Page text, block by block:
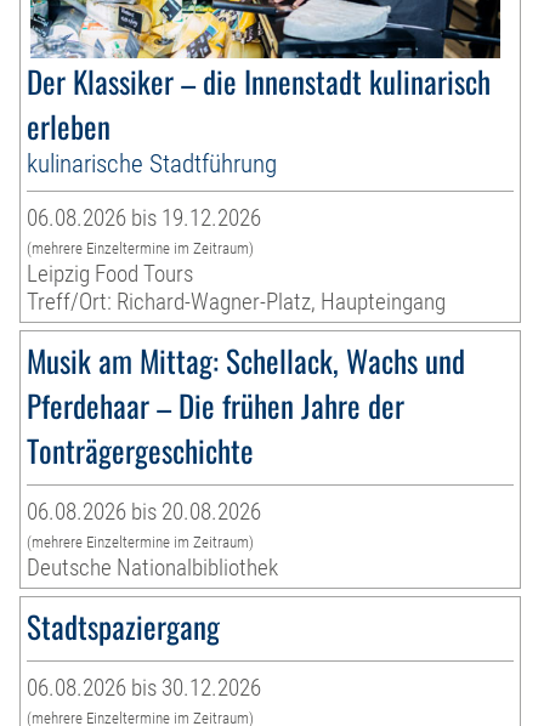
Der Klassiker – die Innenstadt kulinarisch
erleben
kulinarische Stadtführung
06.08.2026 bis 19.12.2026
(mehrere Einzeltermine im Zeitraum)
Leipzig Food Tours
Treff/Ort: Richard-Wagner-Platz, Haupteingang
Musik am Mittag: Schellack, Wachs und
Pferdehaar – Die frühen Jahre der
Tonträgergeschichte
06.08.2026 bis 20.08.2026
(mehrere Einzeltermine im Zeitraum)
Deutsche Nationalbibliothek
Stadtspaziergang
06.08.2026 bis 30.12.2026
(mehrere Einzeltermine im Zeitraum)